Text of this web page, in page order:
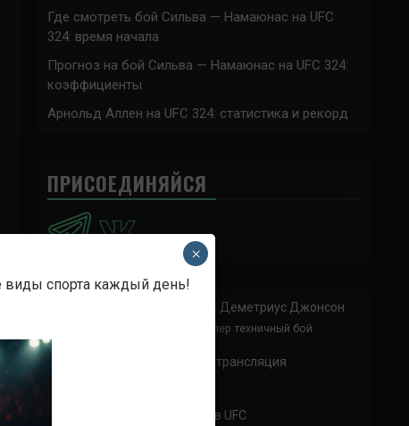
Где смотреть бой Сильва — Намаюнас на UFC
324: время начала
Прогноз на бой Сильва — Намаюнас на UFC 324:
коэффициенты
Арнольд Аллен на UFC 324: статистика и рекорд
ПРИСОЕДИНЯЙСЯ
Доминик Круз — Деметриус Джонсон
Спасибо что выложили этот супер техничный бой
UFC 324 прямая трансляция
Расписание боев UFC
виды спорта каждый день!
×